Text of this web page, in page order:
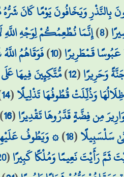
بِالنَّذْرِ وَيَخَافُونَ يَوْمًا كَانَ
(
8
)إِنَّمَا نُطْعِمُكُمْ لِوَجْهِ اللَّهِ
قَمْطَرِيرًا(
10
)فَوَقَاهُمُ
وَحَرِيرًا(
12
)مُّتَّكِئِينَ فِيهَا
وَذُلِّلَتْ قُطُوفُهَا تَذْلِيلًا(
14
مِن فِضَّةٍ قَدَّرُوهَا تَقْدِيرًا(
16
سَلْسَبِيلًا(
18
)۞ وَيَطُوفُ
ثَمَّ رَأَيْتَ نَعِيمًا وَمُلْكًا كَبِيرًا(